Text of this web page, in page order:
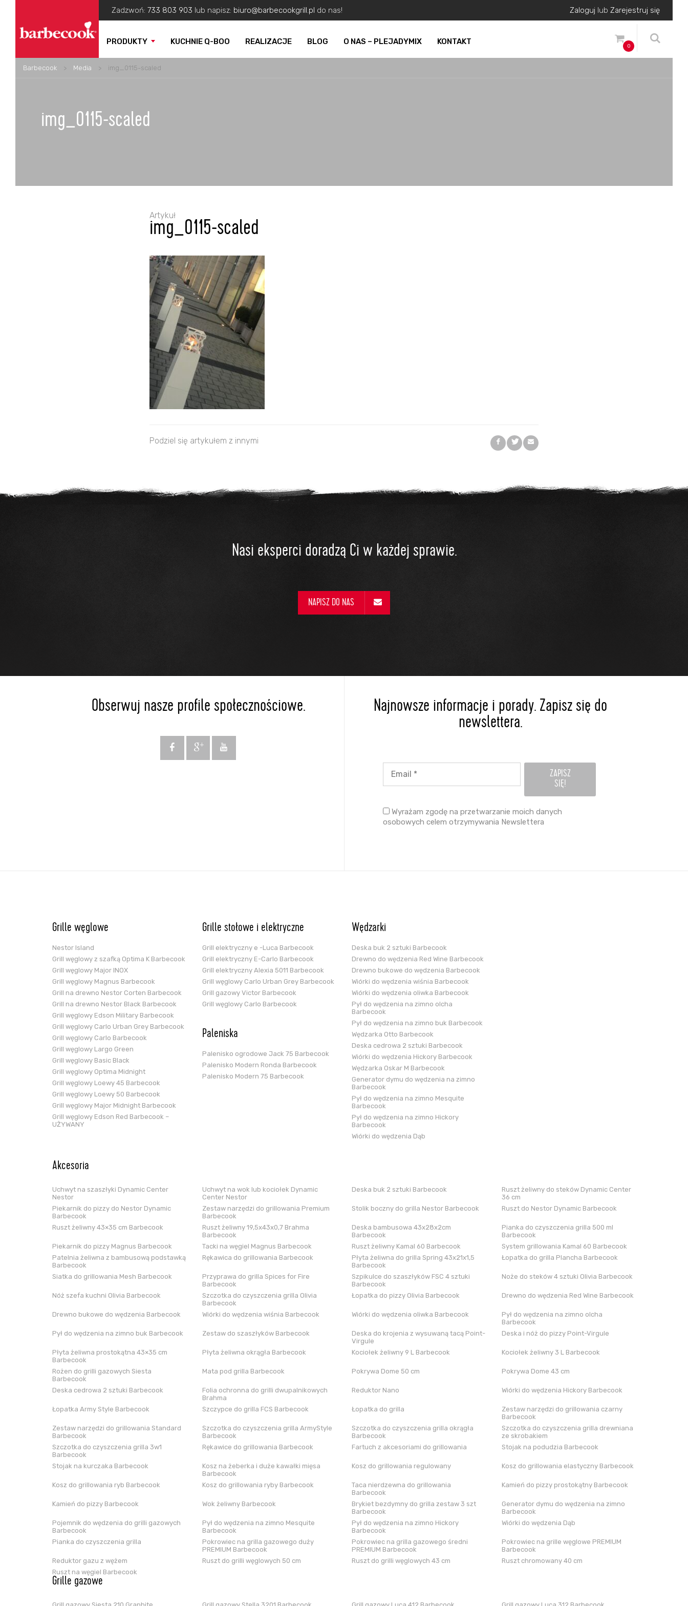
Zadzwoń: 733 803 903 lub napisz: biuro@barbecookgrill.pl do nas! Zaloguj lub Zarejestruj się
PRODUKTY KUCHNIE Q-BOO REALIZACJE BLOG O NAS – PLEJADYMIX KONTAKT 0
Barbecook > Media > img_0115-scaled
img_0115-scaled
Artykuł
img_0115-scaled
Podziel się artykułem z innymi
Nasi eksperci doradzą Ci w każdej sprawie.
NAPISZ DO NAS
Obserwuj nasze profile społecznościowe.
Najnowsze informacje i porady. Zapisz się do
newslettera.
Wyrażam zgodę na przetwarzanie moich danych
osobowych celem otrzymywania Newslettera
Grille węglowe
Nestor Island
Grill węglowy z szafką Optima K Barbecook
Grill węglowy Major INOX
Grill węglowy Magnus Barbecook
Grill na drewno Nestor Corten Barbecook
Grill na drewno Nestor Black Barbecook
Grill węglowy Edson Military Barbecook
Grill węglowy Carlo Urban Grey Barbecook
Grill węglowy Carlo Barbecook
Grill węglowy Largo Green
Grill węglowy Basic Black
Grill węglowy Optima Midnight
Grill węglowy Loewy 45 Barbecook
Grill węglowy Loewy 50 Barbecook
Grill węglowy Major Midnight Barbecook
Grill węglowy Edson Red Barbecook –
UŻYWANY
Grille stołowe i elektryczne
Grill elektryczny e -Luca Barbecook
Grill elektryczny E-Carlo Barbecook
Grill elektryczny Alexia 5011 Barbecook
Grill węglowy Carlo Urban Grey Barbecook
Grill gazowy Victor Barbecook
Grill węglowy Carlo Barbecook
Paleniska
Palenisko ogrodowe Jack 75 Barbecook
Palenisko Modern Ronda Barbecook
Palenisko Modern 75 Barbecook
Wędzarki
Deska buk 2 sztuki Barbecook
Drewno do wędzenia Red Wine Barbecook
Drewno bukowe do wędzenia Barbecook
Wiórki do wędzenia wiśnia Barbecook
Wiórki do wędzenia oliwka Barbecook
Pył do wędzenia na zimno olcha
Barbecook
Pył do wędzenia na zimno buk Barbecook
Wędzarka Otto Barbecook
Deska cedrowa 2 sztuki Barbecook
Wiórki do wędzenia Hickory Barbecook
Wędzarka Oskar M Barbecook
Generator dymu do wędzenia na zimno
Barbecook
Pył do wędzenia na zimno Mesquite
Barbecook
Pył do wędzenia na zimno Hickory
Barbecook
Wiórki do wędzenia Dąb
Akcesoria
Uchwyt na szaszłyki Dynamic Center
Nestor
Uchwyt na wok lub kociołek Dynamic
Center Nestor
Deska buk 2 sztuki Barbecook
Ruszt żeliwny do steków Dynamic Center
36 cm
Piekarnik do pizzy do Nestor Dynamic
Barbecook
Zestaw narzędzi do grillowania Premium
Barbecook
Stolik boczny do grilla Nestor Barbecook Ruszt do Nestor Dynamic Barbecook
Ruszt żeliwny 43×35 cm Barbecook
Ruszt żeliwny 19,5x43x0,7 Brahma
Barbecook
Deska bambusowa 43x28x2cm
Barbecook
Pianka do czyszczenia grilla 500 ml
Barbecook
Piekarnik do pizzy Magnus Barbecook
Tacki na węgiel Magnus Barbecook Ruszt żeliwny Kamal 60 Barbecook
System grillowania Kamal 60 Barbecook
Patelnia żeliwna z bambusową podstawką
Barbecook
Rękawica do grillowania Barbecook
Płyta żeliwna do grilla Spring 43x21x1,5
Barbecook
Łopatka do grilla Plancha Barbecook
Siatka do grillowania Mesh Barbecook
Przyprawa do grilla Spices for Fire
Barbecook
Szpikulce do szaszłyków FSC 4 sztuki
Barbecook
Noże do steków 4 sztuki Olivia Barbecook
Nóż szefa kuchni Olivia Barbecook
Szczotka do czyszczenia grilla Olivia
Barbecook
Łopatka do pizzy Olivia Barbecook Drewno do wędzenia Red Wine Barbecook
Drewno bukowe do wędzenia Barbecook Wiórki do wędzenia wiśnia Barbecook Wiórki do wędzenia oliwka Barbecook
Pył do wędzenia na zimno olcha
Barbecook
Pył do wędzenia na zimno buk Barbecook
Zestaw do szaszłyków Barbecook
Deska do krojenia z wysuwaną tacą Point-
Virgule
Deska i nóż do pizzy Point-Virgule
Płyta żeliwna prostokątna 43×35 cm
Barbecook
Płyta żeliwna okrągła Barbecook Kociołek żeliwny 9 L Barbecook Kociołek żeliwny 3 L Barbecook
Rożen do grilli gazowych Siesta
Barbecook
Mata pod grilla Barbecook Pokrywa Dome 50 cm Pokrywa Dome 43 cm
Deska cedrowa 2 sztuki Barbecook
Folia ochronna do grilli dwupalnikowych
Brahma
Reduktor Nano Wiórki do wędzenia Hickory Barbecook
Łopatka Army Style Barbecook Szczypce do grilla FCS Barbecook Łopatka do grilla
Zestaw narzędzi do grillowania czarny
Barbecook
Zestaw narzędzi do grillowania Standard
Barbecook
Szczotka do czyszczenia grilla ArmyStyle
Barbecook
Szczotka do czyszczenia grilla okrągła
Barbecook
Szczotka do czyszczenia grilla drewniana
ze skrobakiem
Szczotka do czyszczenia grilla 3w1
Barbecook
Rękawice do grillowania Barbecook Fartuch z akcesoriami do grillowania Stojak na podudzia Barbecook
Stojak na kurczaka Barbecook
Kosz na żeberka i duże kawałki mięsa
Barbecook
Kosz do grillowania regulowany Kosz do grillowania elastyczny Barbecook
Kosz do grillowania ryb Barbecook Kosz do grillowania ryby Barbecook
Taca nierdzewna do grillowania
Barbecook
Kamień do pizzy prostokątny Barbecook
Kamień do pizzy Barbecook Wok żeliwny Barbecook
Brykiet bezdymny do grilla zestaw 3 szt
Barbecook
Generator dymu do wędzenia na zimno
Barbecook
Pojemnik do wędzenia do grilli gazowych
Barbecook
Pył do wędzenia na zimno Mesquite
Barbecook
Pył do wędzenia na zimno Hickory
Barbecook
Wiórki do wędzenia Dąb
Pianka do czyszczenia grilla
Pokrowiec na grilla gazowego duży
PREMIUM Barbecook
Pokrowiec na grilla gazowego średni
PREMIUM Barbecook
Pokrowiec na grille węglowe PREMIUM
Barbecook
Reduktor gazu z wężem
Ruszt do grilli węglowych 50 cm Ruszt do grilli węglowych 43 cm
Ruszt chromowany 40 cm
Ruszt na węgiel Barbecook
Grille gazowe